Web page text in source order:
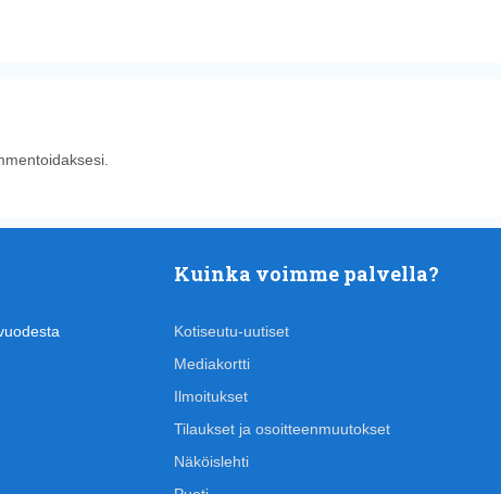
Kuinka voimme palvella?
Kotiseutu-uutiset
Mediakortti
Ilmoitukset
Tilaukset ja osoitteenmuutokset
Näköislehti